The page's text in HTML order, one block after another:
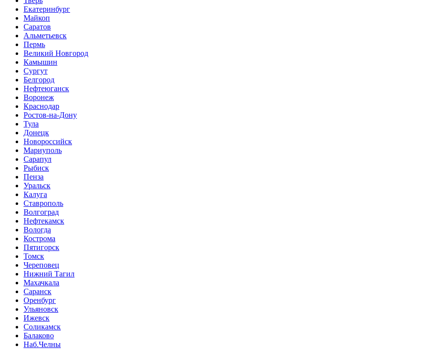
Екатеринбург
Майкоп
Саратов
Альметьевск
Пермь
Великий Новгород
Камышин
Сургут
Белгород
Нефтеюганск
Воронеж
Краснодар
Ростов-на-Дону
Тула
Донецк
Новороссийск
Мариуполь
Сарапул
Рыбиск
Пенза
Уральск
Калуга
Ставрополь
Волгоград
Нефтекамск
Вологда
Кострома
Пятигорск
Томск
Череповец
Нижний Тагил
Махачкала
Саранск
Оренбург
Ульяновск
Ижевск
Соликамск
Балаково
Наб.Челны